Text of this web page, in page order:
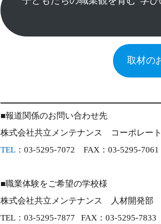
取材の
■報道関係のお問い合わせ先
株式会社共立メンテナンス コーポレー
TEL ：03-5295-7072 FAX：03-5295-
■職業体験をご希望の学校様
株式会社共立メンテナンス 人材開発部
TEL：03-5295-7877 FAX：03-5295-7833